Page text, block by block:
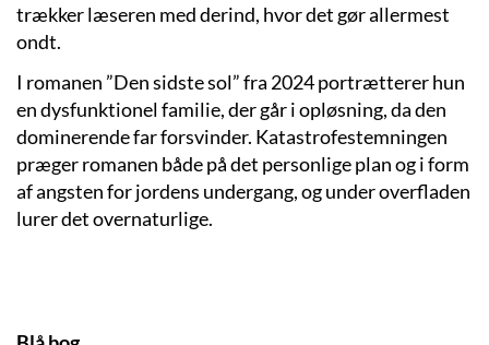
trækker læseren med derind, hvor det gør allermest
ondt.
I romanen ”Den sidste sol” fra 2024 portrætterer hun
en dysfunktionel familie, der går i opløsning, da den
dominerende far forsvinder. Katastrofestemningen
præger romanen både på det personlige plan og i form
af angsten for jordens undergang, og under overfladen
lurer det overnaturlige.